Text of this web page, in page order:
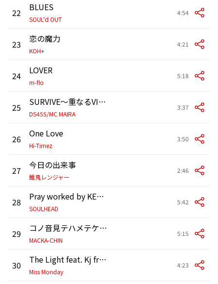
22 BLUES
SOUL'd OUT
4:54
23 恋の魔力
KOH+
4:21
24 LOVER
m-flo
5:18
25 SURVIVE～重なるVIBEとM.I.C.～featuring MC MAIRA
DS455/MC MAIRA
3:37
26 One Love
Hi-Timez
3:50
27 今日の出来事
餓鬼レンジャー
2:46
28 Pray worked by KENNY DOPE
SOULHEAD
5:42
29 コノ音見テハメテケルヒト
MACKA-CHIN
5:15
30 The Light feat. Kj from Dragon Ash, 森山直太朗, PES from RIP SLYME
Miss Monday
4:23